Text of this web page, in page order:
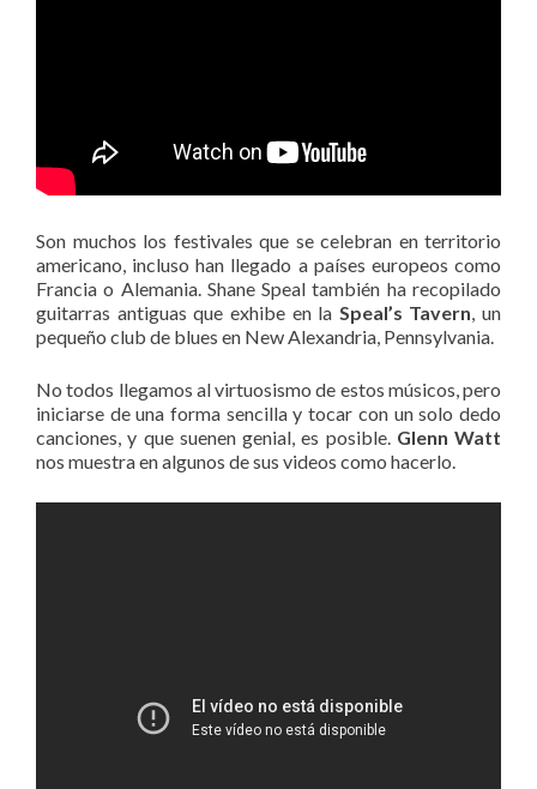
Son muchos los festivales que se celebran en territorio
americano, incluso han llegado a países europeos como
Francia o Alemania. Shane Speal también ha recopilado
guitarras antiguas que exhibe en la Speal’s Tavern, un
pequeño club de blues en New Alexandria, Pennsylvania.
No todos llegamos al virtuosismo de estos músicos, pero
iniciarse de una forma sencilla y tocar con un solo dedo
canciones, y que suenen genial, es posible. Glenn Watt
nos muestra en algunos de sus videos como hacerlo.